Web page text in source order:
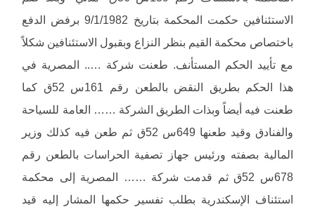
الاستئنافين حكمت المحكمة بتاريخ 9/1/1982 برفض الدفع
باختصاص محكمة القيم بنظر النزاع وبقبول الاستئنافين شكلاً
مع تأييد الحكم المستأنف. طعنت شركة ….. المصرية في
هذا الحكم بطريق النقض بالطعن رقم 161س 52ق كما
طعنت فيه أيضاً وبذات الطريق الشركة …… العامة للسياحة
والفنادق وقيد طعنها 649س 52ق ثم طعن فيه كذلك وزير
المالية بصفته ورئيس جهاز تصفية الحراسات بالطعن رقم
678س 52ق ثم قدمت شركة …… المصرية إلى محكمة
استئناف الإسكندرية بطلب تفسير حكمها المشار إليه قيد